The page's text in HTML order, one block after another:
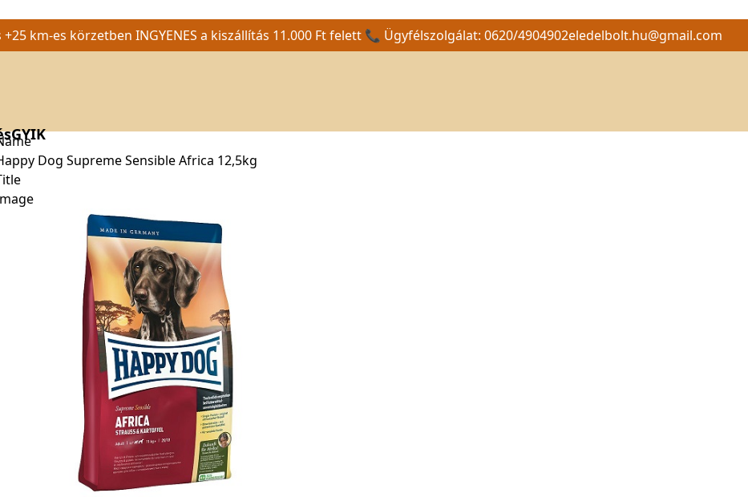
km-es körzetben INGYENES a kiszállítás 11.000 Ft felett 📞 Ügyfélszolgálat: 0620/4904902eledelbolt.hu@gmail.com
GYIK
Dog Supreme Sensible Africa 12,5kg